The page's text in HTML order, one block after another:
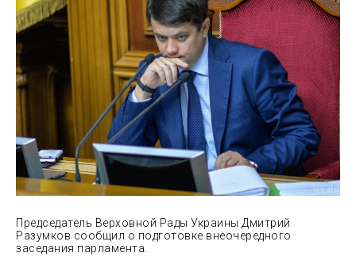
Председатель Верховной Рады Украины Дмитрий
Разумков сообщил о подготовке внеочередного
заседания парламента.